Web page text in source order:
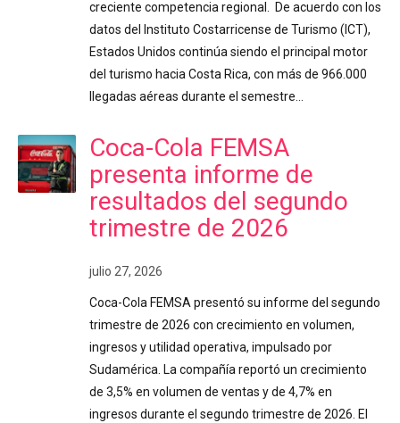
creciente competencia regional. De acuerdo con los
datos del Instituto Costarricense de Turismo (ICT),
Estados Unidos continúa siendo el principal motor
del turismo hacia Costa Rica, con más de 966.000
llegadas aéreas durante el semestre…
Coca-Cola FEMSA
presenta informe de
resultados del segundo
trimestre de 2026
julio 27, 2026
Coca-Cola FEMSA presentó su informe del segundo
trimestre de 2026 con crecimiento en volumen,
ingresos y utilidad operativa, impulsado por
Sudamérica. La compañía reportó un crecimiento
de 3,5% en volumen de ventas y de 4,7% en
ingresos durante el segundo trimestre de 2026. El